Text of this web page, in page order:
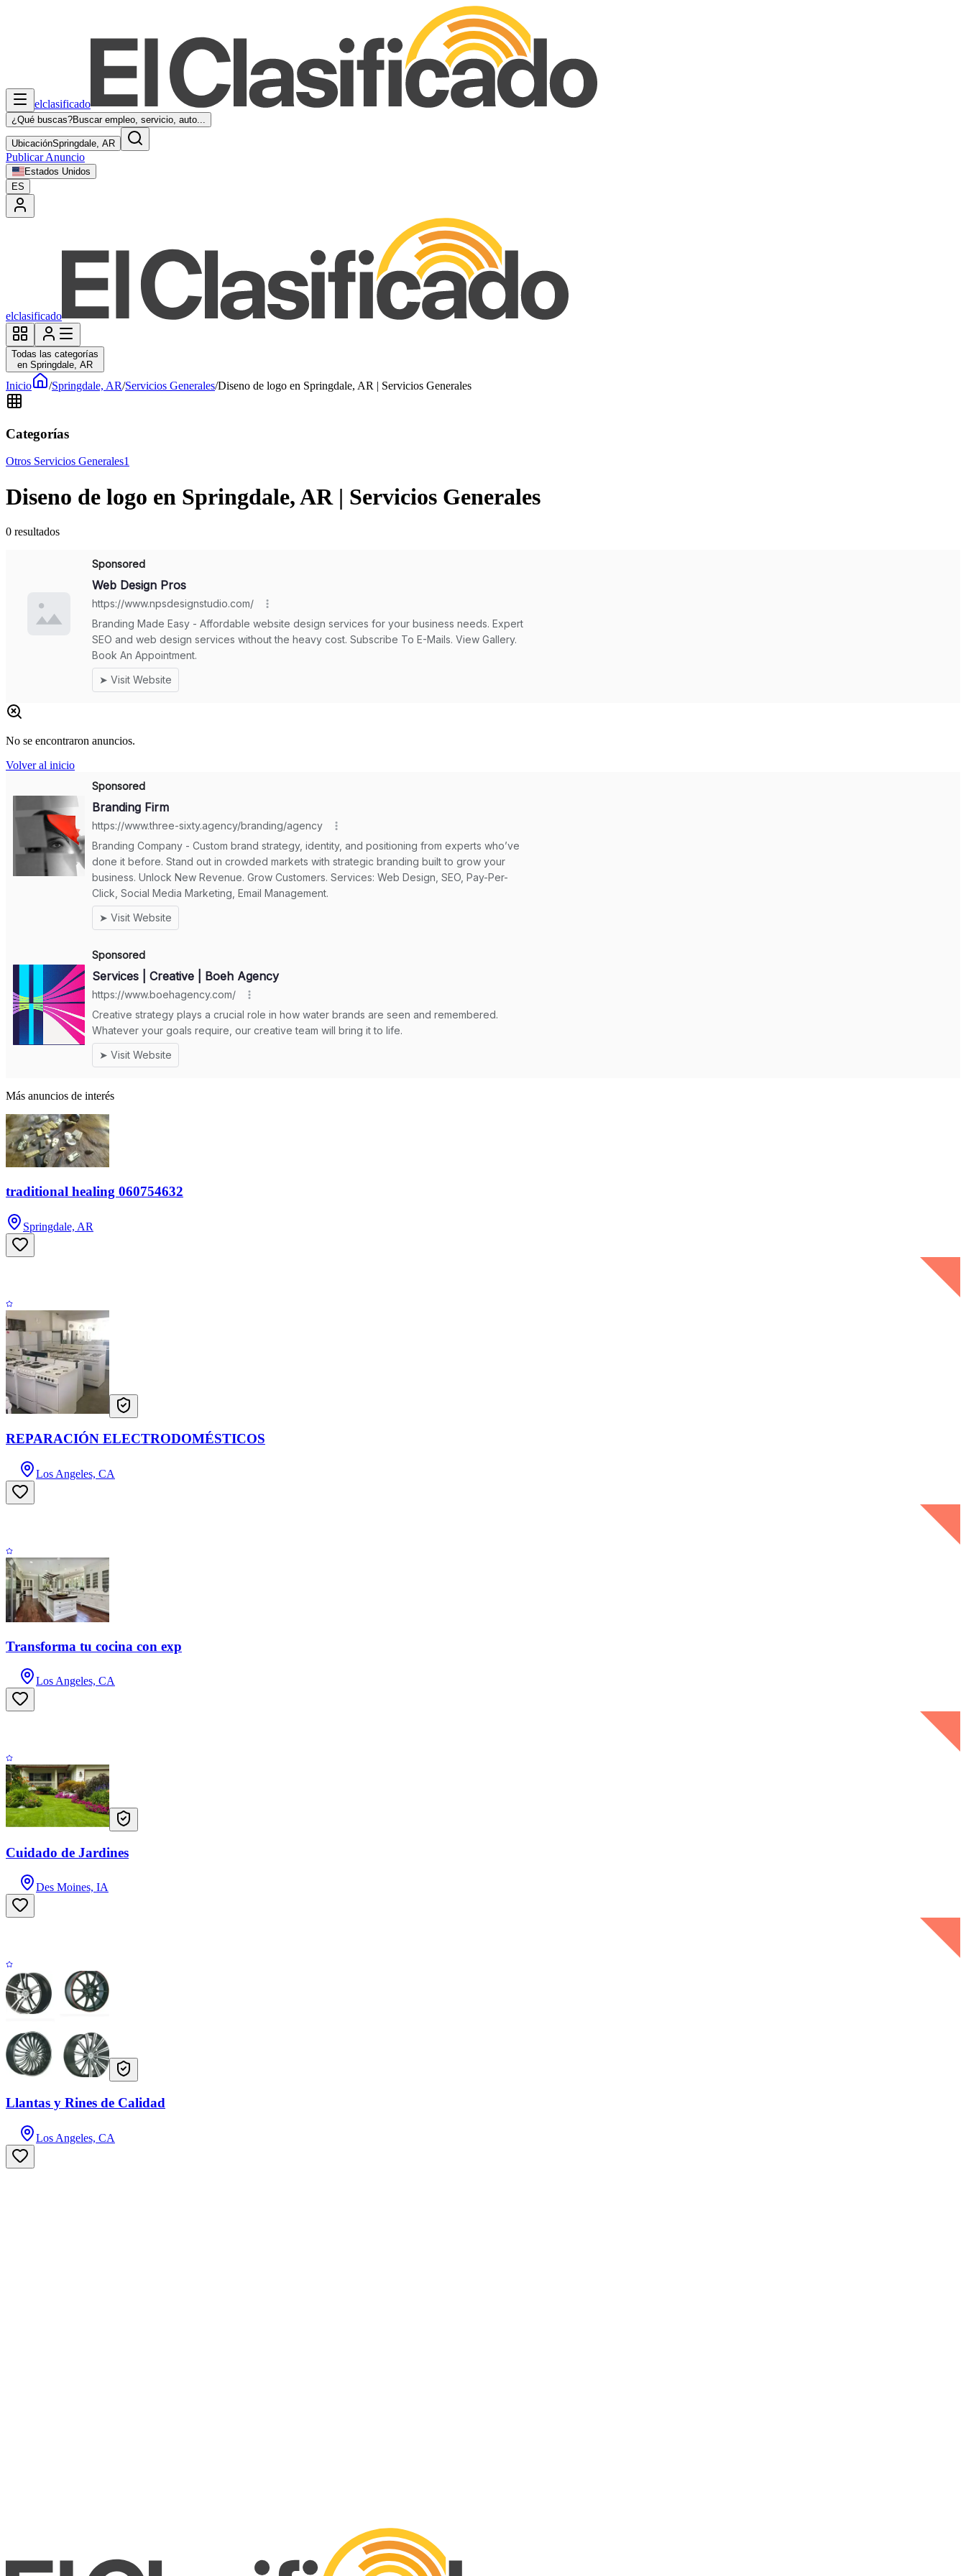
elclasificado
¿Qué buscas?Buscar empleo, servicio, auto...
UbicaciónSpringdale, AR
Publicar Anuncio
Estados Unidos
ES
elclasificado
Todas las categorías
en Springdale, AR
Inicio /Springdale, AR/Servicios Generales/Diseno de logo en Springdale, AR | Servicios Generales
Categorías
Otros Servicios Generales1
Diseno de logo en Springdale, AR | Servicios Generales
0 resultados
No se encontraron anuncios.
Volver al inicio
Más anuncios de interés
traditional healing 060754632
Springdale, AR
REPARACIÓN ELECTRODOMÉSTICOS
Los Angeles, CA
Transforma tu cocina con exp
Los Angeles, CA
Cuidado de Jardines
Des Moines, IA
Llantas y Rines de Calidad
Los Angeles, CA